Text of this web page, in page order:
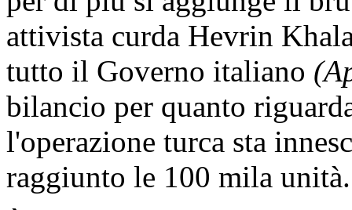
attivista curda Hevrin
tutto il Governo italiano
bilancio per quanto
l'operazione turca sta
raggiunto le 100 mila unità.